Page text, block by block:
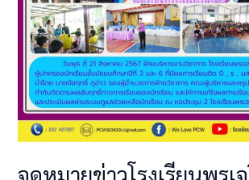
จดหมายข่าวโรงเรียนพรเ